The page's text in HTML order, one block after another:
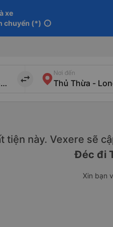
xe
chuyển (*) info
import_export
Nơi đến
tiện này. Vexere sẽ
Đéc đi
Xin bạn